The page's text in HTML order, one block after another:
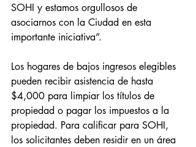
SOHI y estamos orgullosos de
asociarnos con la Ciudad en esta
importante iniciativa”.
Los hogares de bajos ingresos elegibles
pueden recibir asistencia de hasta
$4,000 para limpiar los títulos de
propiedad o pagar los impuestos a la
propiedad. Para calificar para SOHI,
los solicitantes deben residir en un área